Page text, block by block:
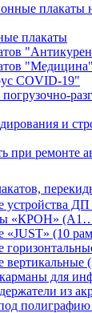
плакаты
плакаты
COVID-19"
и
при ремонте
устройства
«КРОН»
«JUST» (10
вертикальные
для
из
полиграфию